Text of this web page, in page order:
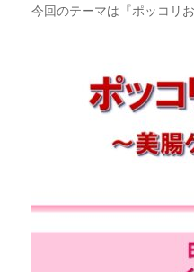
今回のテーマは『ポッコリ